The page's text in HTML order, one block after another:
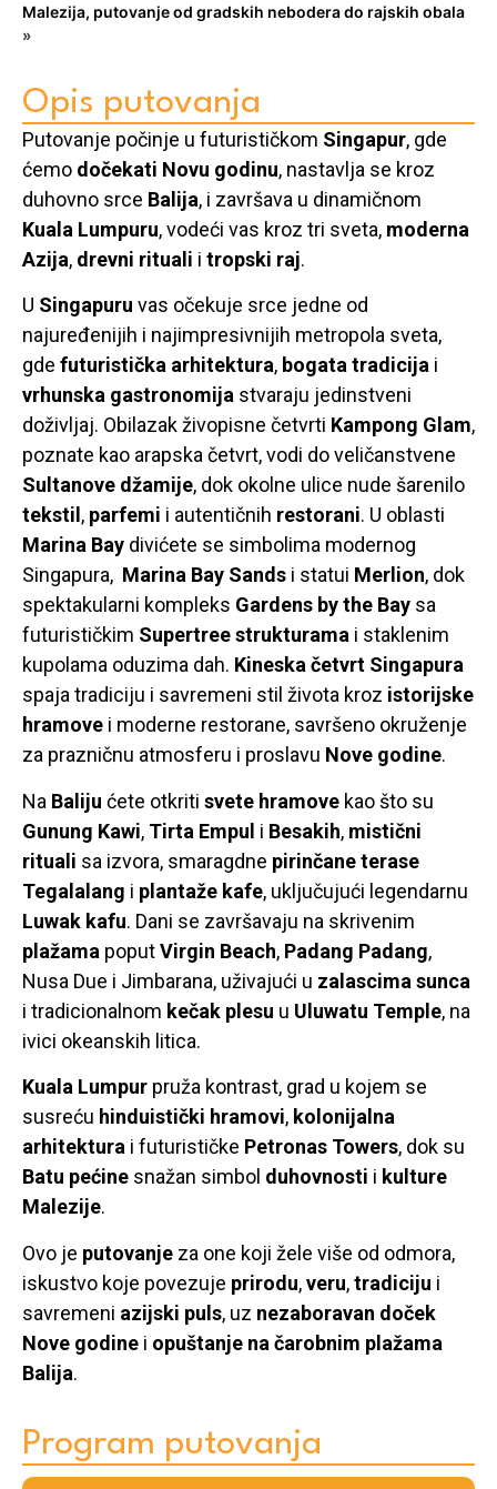
Malezija, putovanje od gradskih nebodera do rajskih obala
»
Opis putovanja
Putovanje počinje u futurističkom Singapur, gde
ćemo dočekati Novu godinu, nastavlja se kroz
duhovno srce Balija, i završava u dinamičnom
Kuala Lumpuru, vodeći vas kroz tri sveta, moderna
Azija, drevni rituali i tropski raj.
U Singapuru vas očekuje srce jedne od
najuređenijih i najimpresivnijih metropola sveta,
gde futuristička arhitektura, bogata tradicija i
vrhunska gastronomija stvaraju jedinstveni
doživljaj. Obilazak živopisne četvrti Kampong Glam,
poznate kao arapska četvrt, vodi do veličanstvene
Sultanove džamije, dok okolne ulice nude šarenilo
tekstil , parfemi i autentičnih restorani. U oblasti
Marina Bay divićete se simbolima modernog
Singapura, Marina Bay Sands i statui Merlion, dok
spektakularni kompleks Gardens by the Bay sa
futurističkim Supertree strukturama i staklenim
kupolama oduzima dah. Kineska četvrt Singapura
spaja tradiciju i savremeni stil života kroz istorijske
hramove i moderne restorane, savršeno okruženje
za prazničnu atmosferu i proslavu Nove godine.
Na Baliju ćete otkriti svete hramove kao što su
Gunung Kawi, Tirta Empul i Besakih, mistični
rituali sa izvora, smaragdne pirinčane terase
Tegalalang i plantaže kafe, uključujući legendarnu
Luwak kafu. Dani se završavaju na skrivenim
plažama poputVirgin Beach, Padang Padang,
Nusa Due i Jimbarana, uživajući u zalascima sunca
i tradicionalnom kečak plesu u Uluwatu Temple, na
ivici okeanskih litica.
Kuala Lumpur pruža kontrast, grad u kojem se
susreću hinduistički hramovi, kolonijalna
arhitektura i futurističke Petronas Towers, dok su
Batu pećine snažan simbol duhovnosti i kulture
Malezije.
Ovo je putovanje za one koji žele više od odmora,
iskustvo koje povezuje prirodu,veru,tradiciju i
savremeni azijski puls, uz nezaboravan doček
Nove godine i opuštanje na čarobnim plažama
Balija.
Program putovanja